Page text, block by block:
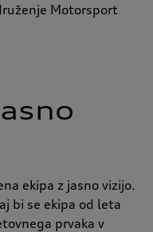
Motorsport
ekipa z jasno vizijo.
bi se ekipa od leta
prvaka v